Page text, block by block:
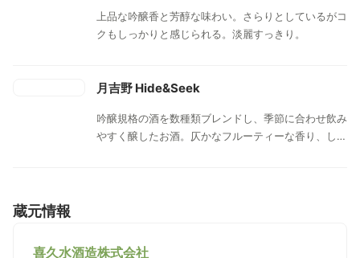
上品な吟醸香と芳醇な味わい。さらりとしているがコ
クもしっかりと感じられる。淡麗すっきり。
月吉野 Hide&Seek
吟醸規格の酒を数種類ブレンドし、季節に合わせ飲み
やすく醸したお酒。仄かなフルーティーな香り、しっ
蔵元情報
喜久水酒造株式会社